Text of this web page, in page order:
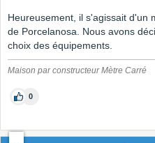
Heureusement, il s'agissait d'un
de Porcelanosa. Nous avons
choix des équipements.
Maison par constructeur Mètre Carré
0